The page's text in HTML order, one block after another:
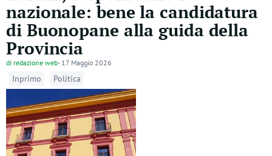
nazionale: bene la candidatura
di Buonopane alla guida della
Provincia
di redazione web- 17 Maggio 2026
Inprimo Politica